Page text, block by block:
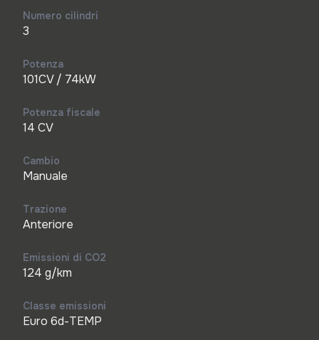
Numero cilindri
3
Potenza
101CV / 74kW
Potenza fiscale
14 CV
Cambio
Manuale
Trazione
Anteriore
Emissioni di CO2
124 g/km
Classe emissioni
Euro 6d-TEMP